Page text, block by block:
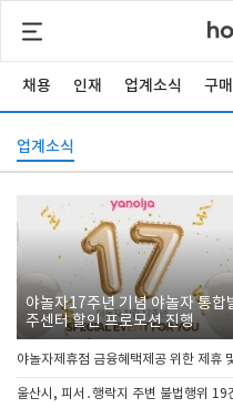
채용 인재 업계소식 구
업계소식
야놀자17주년 기념 야놀자 통합
주센터 할인 프로모션 진행
야놀자제휴점 금융혜택제공 위한 제휴
울산시, 피서․행락지 주변 불법행위 19